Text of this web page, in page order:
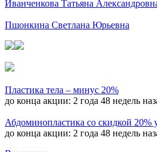
Иванченкова Татьяна
Пшонкина Светлана Юрьевна
Пластика тела – минус 20%
до конца акции: 2 года 48 недель
Абдоминопластика со скидкой 20%
до конца акции: 2 года 48 недель